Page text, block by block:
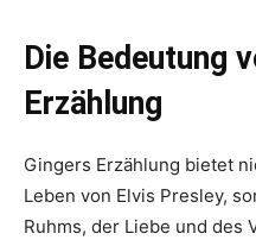
Die Bedeutung
Erzählung
Gingers Erzählung bietet
Leben von Elvis Presley,
Ruhms, der Liebe und des